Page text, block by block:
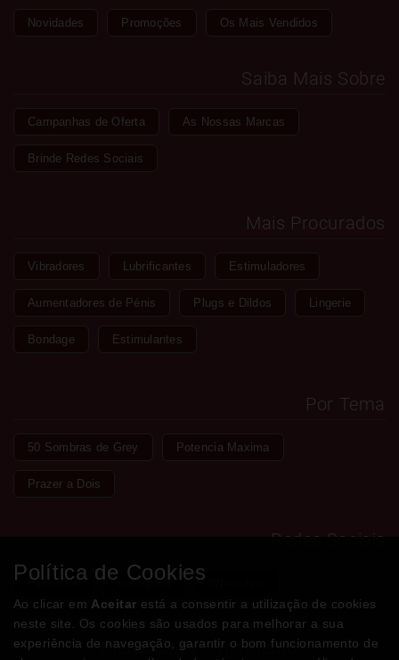
Novidades Promoções Os Mais Vendidos
Saiba Mais Sobre
Campanhas de Oferta As Nossas Marcas
Brinde Redes Sociais
Mais Procurados
Vibradores Lubrificantes Estimuladores
Aumentadores de Pénis Plugs e Dildos Lingerie
Bondage Estimulantes
Por Tema
50 Sombras de Grey Potencia Maxima
Prazer a Dois
Redes Sociais
Facebook Instagram
Métodos de Pagamento
Política de Cookies
Ao clicar em Aceitar está a consentir a utilização de cookies
neste site. Os cookies são usados para melhorar a sua
experiência de navegação, garantir o bom funcionamento de